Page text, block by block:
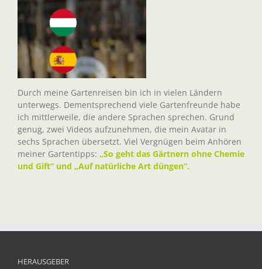
Durch meine Gartenreisen bin ich in vielen Ländern
unterwegs. Dementsprechend viele Gartenfreunde habe
ich mittlerweile, die andere Sprachen sprechen. Grund
genug, zwei Videos aufzunehmen, die mein Avatar in
sechs Sprachen übersetzt. Viel Vergnügen beim Anhören
meiner Gartentipps: „So geht das Gärtnern ohne Chemie
und Gift“ und „Auf natürliche Art düngen“.
HERAUSGEBER